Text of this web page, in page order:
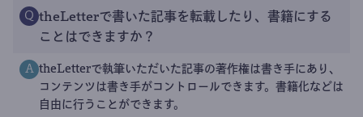
Q theLetterで書いた記事を転載したり、書籍にする
ことはできますか？
A theLetterで執筆いただいた記事の著作権は書き手にあり、
コンテンツは書き手がコントロールできます。書籍化などは
自由に行うことができます。